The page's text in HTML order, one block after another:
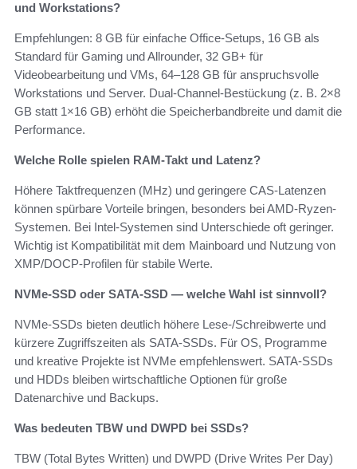
und Workstations?
Empfehlungen: 8 GB für einfache Office-Setups, 16 GB als
Standard für Gaming und Allrounder, 32 GB+ für
Videobearbeitung und VMs, 64–128 GB für anspruchsvolle
Workstations und Server. Dual-Channel-Bestückung (z. B. 2×8
GB statt 1×16 GB) erhöht die Speicherbandbreite und damit die
Performance.
Welche Rolle spielen RAM-Takt und Latenz?
Höhere Taktfrequenzen (MHz) und geringere CAS-Latenzen
können spürbare Vorteile bringen, besonders bei AMD-Ryzen-
Systemen. Bei Intel-Systemen sind Unterschiede oft geringer.
Wichtig ist Kompatibilität mit dem Mainboard und Nutzung von
XMP/DOCP-Profilen für stabile Werte.
NVMe-SSD oder SATA-SSD — welche Wahl ist sinnvoll?
NVMe-SSDs bieten deutlich höhere Lese-/Schreibwerte und
kürzere Zugriffszeiten als SATA-SSDs. Für OS, Programme
und kreative Projekte ist NVMe empfehlenswert. SATA-SSDs
und HDDs bleiben wirtschaftliche Optionen für große
Datenarchive und Backups.
Was bedeuten TBW und DWPD bei SSDs?
TBW (Total Bytes Written) und DWPD (Drive Writes Per Day)